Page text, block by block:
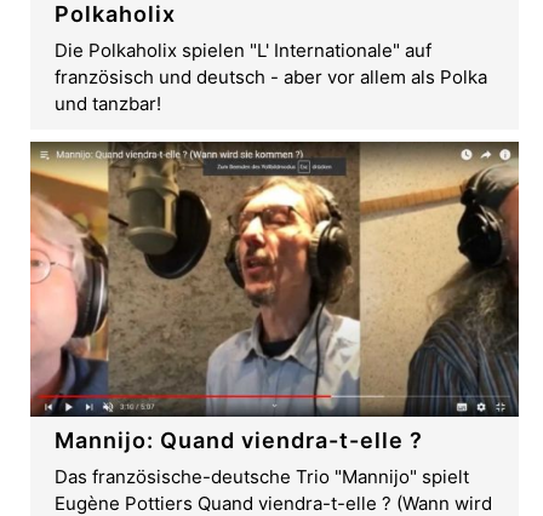
Polkaholix
Die Polkaholix spielen "L' Internationale" auf
französisch und deutsch - aber vor allem als Polka
und tanzbar!
Mannijo: Quand viendra-t-elle ?
Das französische-deutsche Trio "Mannijo" spielt
Eugène Pottiers Quand viendra-t-elle ? (Wann wird